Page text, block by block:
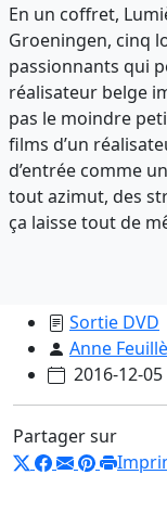
En un coffret,
Groeningen, cinq
passionnants qui
réalisateur belge
pas le moindre
films d’un
d’entrée comme
tout azimut, des
ça laisse tout de
Sortie DVD
Anne
2016-12-05
Partager sur